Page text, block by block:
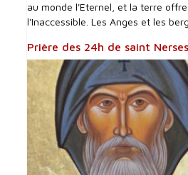
au monde l'Eternel, et la terre
l'Inaccessible. Les Anges et les
Prière des 24h de saint Nerses